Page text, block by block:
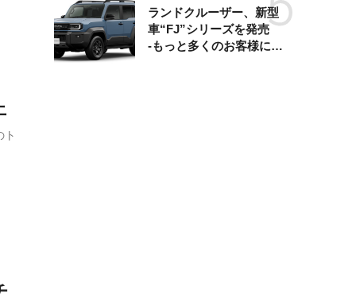
ト
ランドクルーザー、新型
車“FJ”シリーズを発売
-もっと多くのお客様にラ